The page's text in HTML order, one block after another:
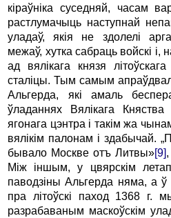
кіраўніка суседняй, часам
растлумачыць наступнай
уладаў, якія не здолелі
межаў, хутка сабраць войскі
ад вялікага князя
сталіцы. Тым самым
Альгерда, які амаль
ўладаннях Вялікага
ягонага цэнтра i такім жа
вялікім палонам i здабычай.
бывало Москве отъ Литвы»[9]
Між іншым, у цвярскім
паводзіны Альгерда няма, a
пра літоўскі паход 1368 г.
разрабаваным маскоўскім